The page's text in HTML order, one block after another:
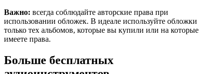
Важно: всегда соблюдайте авторские права при
использовании обложек. В идеале используйте обложки
только тех альбомов, которые вы купили или на которые
имеете права.
Больше бесплатных